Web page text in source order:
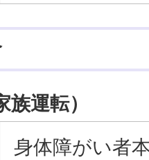
運転）
身体障がい者